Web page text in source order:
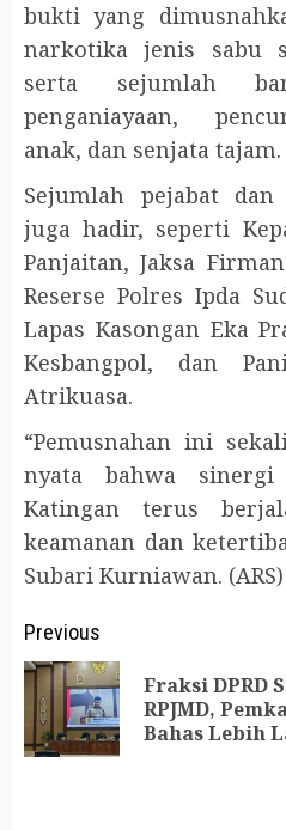
bukti yang
narkotika jenis sabu
serta sejumlah
penganiayaan,
anak, dan senjata tajam.
Sejumlah pejabat
juga hadir, seperti
Panjaitan, Jaksa
Reserse Polres Ipda
Lapas Kasongan Eka
Kesbangpol, dan
Atrikuasa.
“Pemusnahan ini
nyata bahwa
Katingan terus
keamanan dan
Subari Kurniawan. (ARS)
Post
navigation
Previous
Fraksi DPRD
RPJMD,
Bahas Lebih